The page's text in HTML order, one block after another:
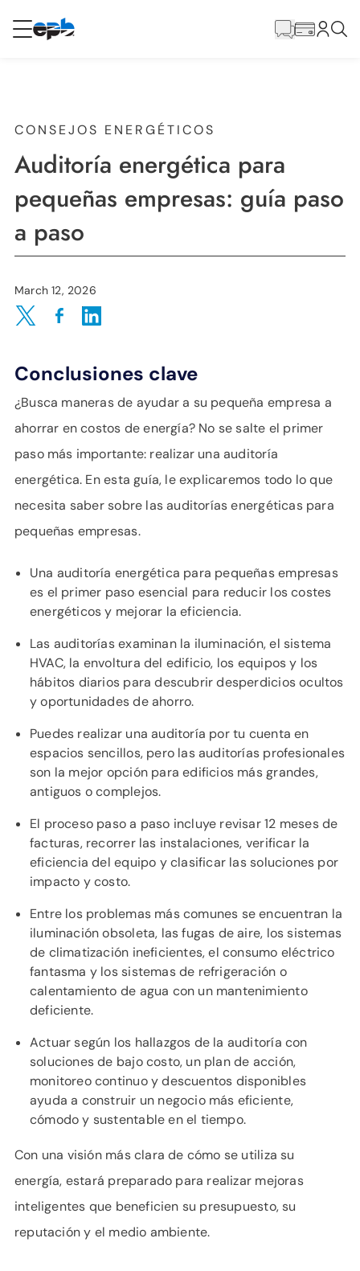
Internet
Energía
Televisión
APOYO
principal
CONSEJOS ENERGÉTICOS
Auditoría energética para
pequeñas empresas: guía paso
a paso
March 12, 2026
Share on Twitter
Share on Facebook
Share on LinkedIn
Conclusiones clave
¿Busca maneras de ayudar a su pequeña empresa a
ahorrar en costos de energía? No se salte el primer
paso más importante: realizar una auditoría
energética. En esta guía, le explicaremos todo lo que
necesita saber sobre las auditorías energéticas para
pequeñas empresas.
Una auditoría energética para pequeñas empresas
es el primer paso esencial para reducir los costes
energéticos y mejorar la eficiencia.
Las auditorías examinan la iluminación, el sistema
HVAC, la envoltura del edificio, los equipos y los
hábitos diarios para descubrir desperdicios ocultos
y oportunidades de ahorro.
Puedes realizar una auditoría por tu cuenta en
espacios sencillos, pero las auditorías profesionales
son la mejor opción para edificios más grandes,
antiguos o complejos.
El proceso paso a paso incluye revisar 12 meses de
facturas, recorrer las instalaciones, verificar la
eficiencia del equipo y clasificar las soluciones por
impacto y costo.
Entre los problemas más comunes se encuentran la
iluminación obsoleta, las fugas de aire, los sistemas
de climatización ineficientes, el consumo eléctrico
fantasma y los sistemas de refrigeración o
calentamiento de agua con un mantenimiento
deficiente.
Actuar según los hallazgos de la auditoría con
soluciones de bajo costo, un plan de acción,
monitoreo continuo y descuentos disponibles
ayuda a construir un negocio más eficiente,
cómodo y sustentable en el tiempo.
Con una visión más clara de cómo se utiliza su
energía, estará preparado para realizar mejoras
inteligentes que beneficien su presupuesto, su
reputación y el medio ambiente.